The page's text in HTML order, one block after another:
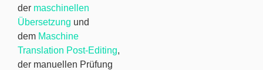
der maschinellen
Übersetzung und
dem Maschine
Translation Post-Editing,
der manuellen Prüfung